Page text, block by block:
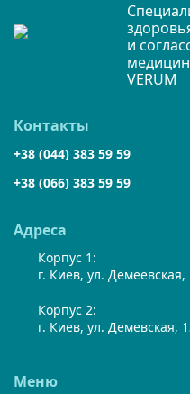
и
VERUM
Адреса
Корпус 1:
г. Киев, ул.
Корпус 2:
г. Киев, ул. Демевская,
Меню
Контакты
+38 (044) 383 59 59
+38 (066) 383 59 59